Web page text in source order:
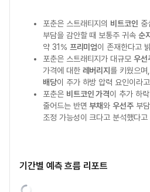
포춘은 스트래티지의 비트코인 중
부담을 감안할 때 보통주 귀속 순
약 31% 프리미엄이 존재한다고
포춘은 스트래티지가 대규모 우선
가격에 대한 레버리지 를 키웠으
배당이 주가 하방 압력 요인이라
포춘은 비트코인 가격이 추가 하
줄어드는 반면부채와우선주 부
조정 가능성이 크다고 분석했다고
기간별 예측 흐름 리포트